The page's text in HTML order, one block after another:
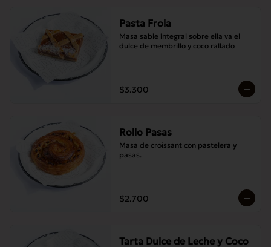
Pasta Frola
Masa sable integral sobre ella va el
dulce de membrillo y coco rallado
$3.300
Rollo Pasas
Masa de croissant con pastelera y
pasas.
$2.700
Tarta Dulce de Leche y Coco